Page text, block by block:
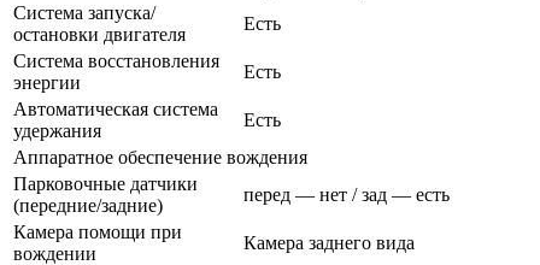
Система запуска/
остановки двигателя
Есть
Система восстановления
энергии
Есть
Автоматическая система
удержания
Есть
Аппаратное обеспечение вождения
Парковочные датчики
(передние/задние)
перед — нет / зад — есть
Камера помощи при
вождении
Камера заднего вида